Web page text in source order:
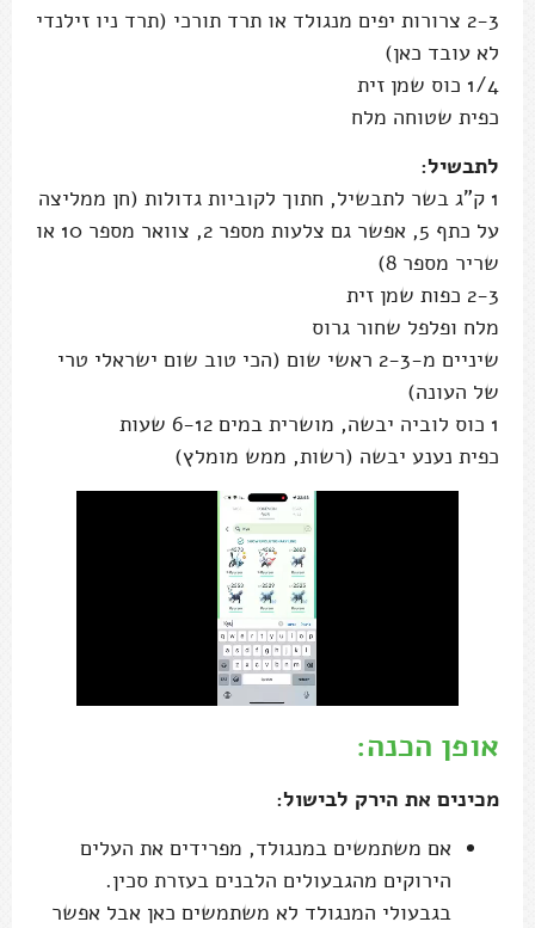
2-3 צרורות יפים מנגולד או תרד תורכי (תרד ניו זילנדי
לא עובד כאן)
1/4 כוס שמן זית
כפית שטוחה מלח
לתבשיל:
1 ק"ג בשר לתבשיל, חתוך לקוביות גדולות (חן ממליצה
על כתף 5, אפשר גם צלעות מספר 2, צוואר מספר 10 או
שריר מספר 8)
2-3 כפות שמן זית
מלח ופלפל שחור גרוס
שיניים מ-2-3 ראשי שום (הכי טוב שום ישראלי טרי
של העונה)
1 כוס לוביה יבשה, מושרית במים 6-12 שעות
כפית נענע יבשה (רשות, ממש מומלץ)
אופן הכנה:
מכינים את הירק לבישול:
אם משתמשים במנגולד, מפרידים את העלים
הירוקים מהגבעולים הלבנים בעזרת סכין.
בגבעולי המנגולד לא משתמשים כאן אבל אפשר